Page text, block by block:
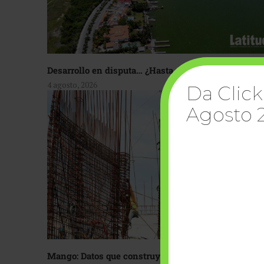
Desarrollo en disputa… ¿Hasta dónde crecer?
4 agosto, 2026
Mango: Datos que construyen confianza
Da
Agosto